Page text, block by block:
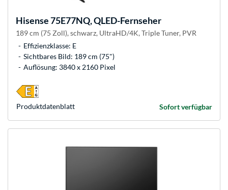
Hisense75E77NQ, QLED-Fernseher
189 cm (75 Zoll), schwarz, UltraHD/4K, Triple Tuner, PVR
Effizienzklasse: E
Sichtbares Bild: 189 cm (75")
Auflösung: 3840 x 2160 Pixel
Sofort verfügbar
Produkt­datenblatt